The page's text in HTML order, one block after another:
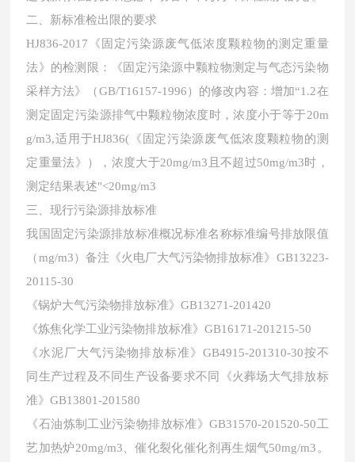
二、新标准检出限的要求
HJ836-2017《固定污染源废气低浓度颗粒物的测定重量
法》的检测限：《固定污染源中颗粒物测定与气态污染物
采样方法》（GB/T16157-1996）的修改内容：增加“1.2在
测定固定污染源排气中颗粒物浓度时，浓度小于等于20m
g/m3,适用于HJ836(《固定污染源废气低浓度颗粒物的测
定重量法》），浓度大于20mg/m3且不超过50mg/m3时，
测定结果表述"<20mg/m3
三、现行污染源排放标准
我国固定污染源排放标准概况标准名称标准编号排放限值
（mg/m3）备注《火电厂大气污染物排放标准》GB13223-
20115-30
《锅炉大气污染物排放标准》GB13271-201420
《炼焦化学工业污染物排放标准》GB16171-201215-50
《水泥厂大气污染物排放标准》 GB4915-201310-30按不
同生产过程及不同生产设备要求不同《火葬场大气排放标
准》GB13801-201580
《石油炼制工业污染物排放标准》GB31570-201520-50工
艺加热炉20mg/m3、催化裂化催化剂再生烟气50mg/m3。